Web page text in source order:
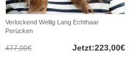
Verlockend Wellig Lang Echthaar
Perücken
477,00€ Jetzt:223,00€